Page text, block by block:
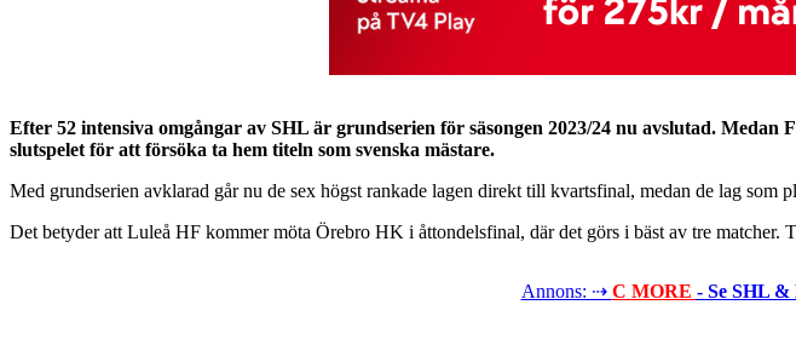
Efter 52 intensiva omgångar av SHL är grundserien för säsongen 2023/24 nu avslutad.
slutspelet för att försöka ta hem titeln som svenska mästare.
Med grundserien avklarad går nu de sex högst rankade lagen direkt till kvartsfinal, medan de lag som
Det betyder att Luleå HF kommer möta Örebro HK i åttondelsfinal, där det görs i bäst av tre matcher.
Annons: ⇢ C MORE - Se SHL &